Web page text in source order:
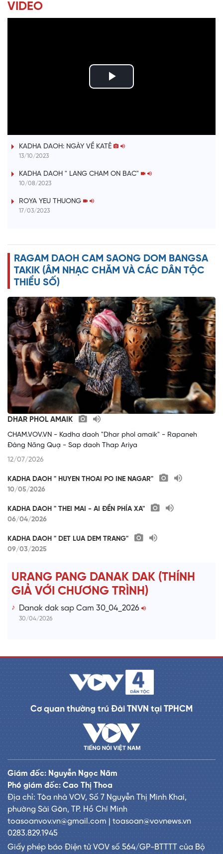
VIDEO
P
a
V
e
o
KADHA DAOH: NGÀY VỀ KATÊ
13/10/2023
KADHA DAOH " LANG CHAM ON BAC"
10/08/2023
ROYA YEU THUONG
17/03/2023
RAGAM DAOH CAM SAONG DOM BANGSA
TAKIK (ÂM NHẠC CHĂM VÀ CÁC DÂN TỘC
THIỂU SỐ)
DHAR PHOL AMAIK
CHAM.VOV.VN - Kadha daoh "Dhar phol amaik" - Rapaneh
Đàng Năng Quạ - Sap daoh Thap Ariya
12/07/2026
KADHA DAOH " HUYEN THOAI PO INE NAGAR"
10/05/2026
KADHA DAOH " THEI MAI - AI ĐỀN PHÍA XA"
06/04/2026
KADHA DAOH " DET LUA DEM TRANG"
09/03/2025
URANG PANG DANAK DAK (THÍNH
GIẢ VỚI CHƯƠNG TRÌNH)
Danak dak sap Cam 30_04_2026
30/04/2026
Cơ quan thường trú Đài TNVN tại TPHCM
Giám đốc: Nguyễn Ngọc Năm
Phó giám đốc: Cao Thị Thoa
Địa chỉ: Tòa nhà VOV, Số 7 Nguyễn Thị Minh Khai,
phường Sài Gòn, TP. Hồ Chí Minh
toasoanvov.vn@gmail.com | toasoan@vovnews.vn
0283.829.1945
Giấy phép báo Điện tử VOV số 564/GP-BTTTT của Bộ